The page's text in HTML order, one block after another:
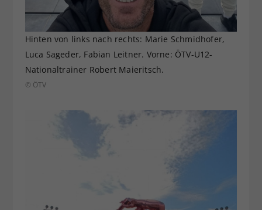
Hinten von links nach rechts: Marie Schmidhofer,
Luca Sageder, Fabian Leitner. Vorne: ÖTV-U12-
Nationaltrainer Robert Maieritsch.
© ÖTV